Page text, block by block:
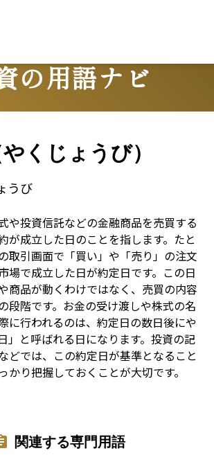
の用語ナビ
くじょうび）
うび
や投資信託などの金融商品を売買する
が成立した日のことを指します。たと
取引画面で「買い」や「売り」の注文
場で成立した日が約定日です。この日
商品が動くわけではなく、売買の内容
段階です。お金の受け渡しや株式の名
に行われるのは、約定日の数日後にや
」と呼ばれる日になります。投資の記
どでは、この約定日が基準となること
かり把握しておくことが大切です。
関連する専門用語